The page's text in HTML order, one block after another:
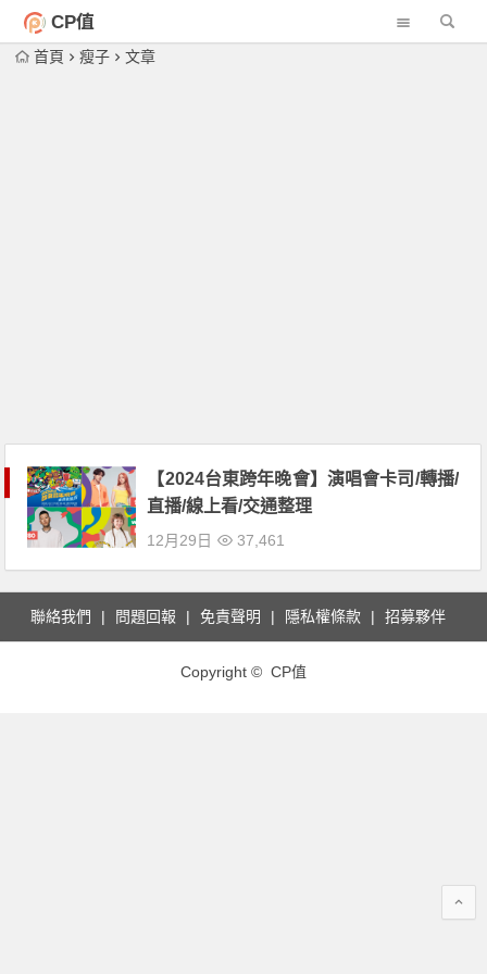
CP值
首頁 瘦子 文章
【2024台東跨年晚會】演唱會卡司/轉播/
直播/線上看/交通整理
12月29日 37,461
聯絡我們 問題回報 免責聲明 隱私權條款 招募夥伴
Copyright © CP值